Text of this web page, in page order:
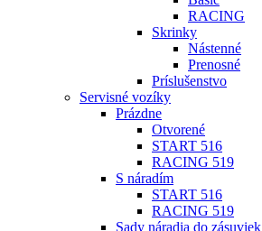
RACING
Skrinky
Nástenné
Prenosné
Príslušenstvo
Servisné vozíky
Prázdne
Otvorené
START 516
RACING 519
S náradím
START 516
RACING 519
Sady náradia do zásuviek